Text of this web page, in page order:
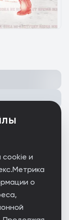
cookie и
о